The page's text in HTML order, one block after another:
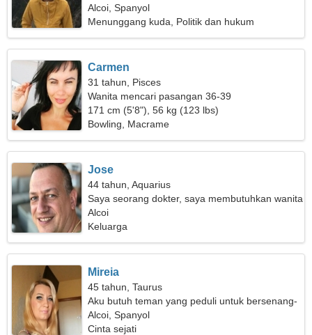
Alcoi, Spanyol
Menunggang kuda, Politik dan hukum
Carmen
31 tahun, Pisces
Wanita mencari pasangan 36-39
171 cm (5'8"), 56 kg (123 lbs)
Bowling, Macrame
Jose
44 tahun, Aquarius
Saya seorang dokter, saya membutuhkan wanita
yang luar biasa
Alcoi
Keluarga
Mireia
45 tahun, Taurus
Aku butuh teman yang peduli untuk bersenang-
senang
Alcoi, Spanyol
Cinta sejati